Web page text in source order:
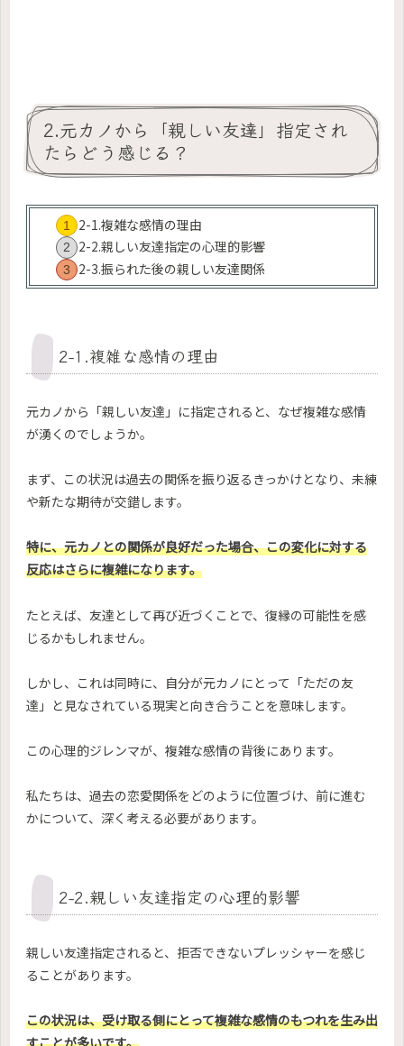
2.元カノから「親しい友達」指定され
たらどう感じる？
2-1.複雑な感情の理由
2-2.親しい友達指定の心理的影響
2-3.振られた後の親しい友達関係
2-1.複雑な感情の理由
元カノから「親しい友達」に指定されると、なぜ複雑な感情
が湧くのでしょうか。
まず、この状況は過去の関係を振り返るきっかけとなり、未練
や新たな期待が交錯します。
特に、元カノとの関係が良好だった場合、この変化に対する
反応はさらに複雑になります。
たとえば、友達として再び近づくことで、復縁の可能性を感
じるかもしれません。
しかし、これは同時に、自分が元カノにとって「ただの友
達」と見なされている現実と向き合うことを意味します。
この心理的ジレンマが、複雑な感情の背後にあります。
私たちは、過去の恋愛関係をどのように位置づけ、前に進む
かについて、深く考える必要があります。
2-2.親しい友達指定の心理的影響
親しい友達指定されると、拒否できないプレッシャーを感じ
ることがあります。
この状況は、受け取る側にとって複雑な感情のもつれを生み出